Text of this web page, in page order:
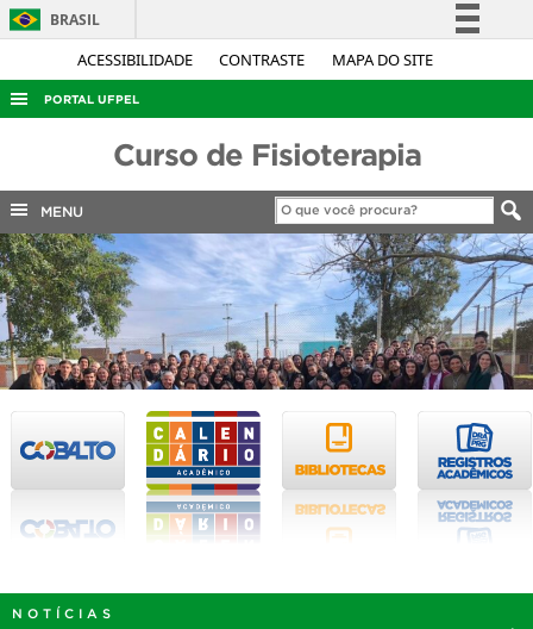
ACESSIBILIDADE CONTRASTE MAPA DO SITE
BRASIL
Simplifique!
Acesso à informação
Legislação
Canais
PORTAL UFPEL
COBALTO
CONCURSOS
EDITAIS
INTERNACIONAL
OUVIDORIA
TELEFONES
Curso de Fisioterapia
MENU
NOTÍCIAS